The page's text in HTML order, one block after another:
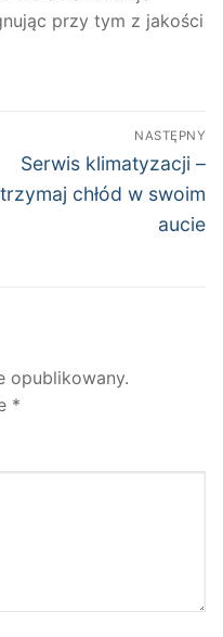
przy tym z jakości
NASTĘPNY
Następny
wpis:
Serwis klimatyzacji –
chłód w swoim
aucie
opublikowany.
*